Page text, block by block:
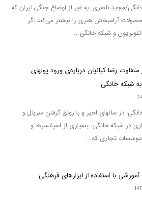
مجید ناصری: به غیر از اوضاع جنگی ایران که
آرامبخش هنری را بیشتر می‌کند اگر
تلویزیون و شبکه خانگی...
متفاوت رضا کیانیان درباره‌ی ورود پولهای
شبکه خانگی
در سالهای اخیر و با رونق گرفتن سریال و
در شبکه خانگی، بسیاری از اسپانسرها و
تجاری که...
با استفاده از ابزارهای فرهنگی